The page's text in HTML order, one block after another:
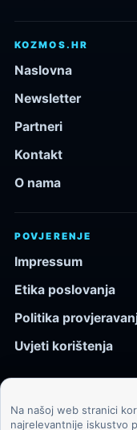
KOZMOS.HR
Naslovna
Newsletter
Partneri
Kontakt
O nama
POVJERENJE
Impressum
Etika poslovanja
Politika
Uvjeti korištenja
© 2026
Na našoj web stranici
najrelevantnije iskustvo